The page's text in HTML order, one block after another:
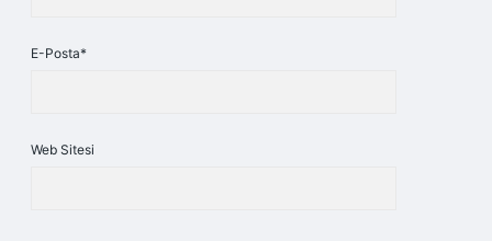
E-Posta*
Web Sitesi